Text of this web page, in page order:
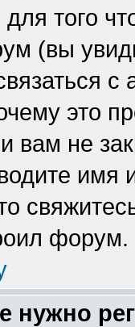
для того
(вы
это
вам не
форум.
нужно